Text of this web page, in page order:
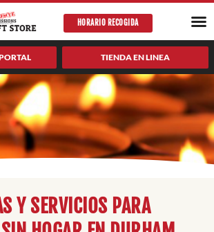
HORARIO RECOGIDA
TIENDA EN LINEA
Y SERVICIOS PARA